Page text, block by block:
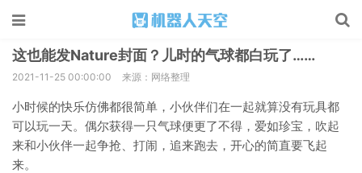
这也能发Nature封面？儿时的气球都白玩了……
2021-11-25 00:00:00 来源：网络整理
小时候的快乐仿佛都很简单，小伙伴们在一起就算没有玩具都
可以玩一天。偶尔获得一只气球便更了不得，爱如珍宝，吹起
来和小伙伴一起争抢、打闹，追来跑去，开心的简直要飞起
来。